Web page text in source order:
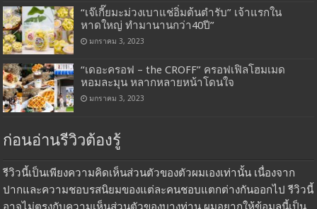
“เจ๊เกี๊ยมะม่วงเบาแช่อิ่มต้นตำรับ” เจ้าแรกใน
หาดใหญ่ ทำมานานกว่า40ปี”
มกราคม 3, 2023
“เดอะครอฟ – the CROFF” ครอฟเฟิลโฮมเมด
หอมละมุน หลากหลายหน้าโดนใจ
มกราคม 3, 2023
ก่อนอ่านรีวิวต้องรู้
รีวิวนี้เป็นเพียงความคิดเห็นส่วนตัวของตัวผมเองเท่านั้น เนื่องจาก
ปากและความชอบรสนิยมของแต่ละคนชอบแตกต่างกันออกไป รีวิวนี้